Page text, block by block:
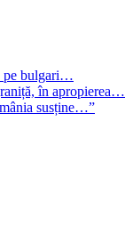
pe bulgari…
în apropierea…
susține…”